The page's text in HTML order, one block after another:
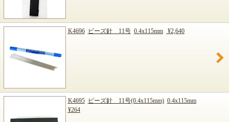
K4696 ビーズ針 11号 0.4x115mm ¥2,640
K4695 ビーズ針 11号(0.4x115mm) 0.4x115mm
¥264